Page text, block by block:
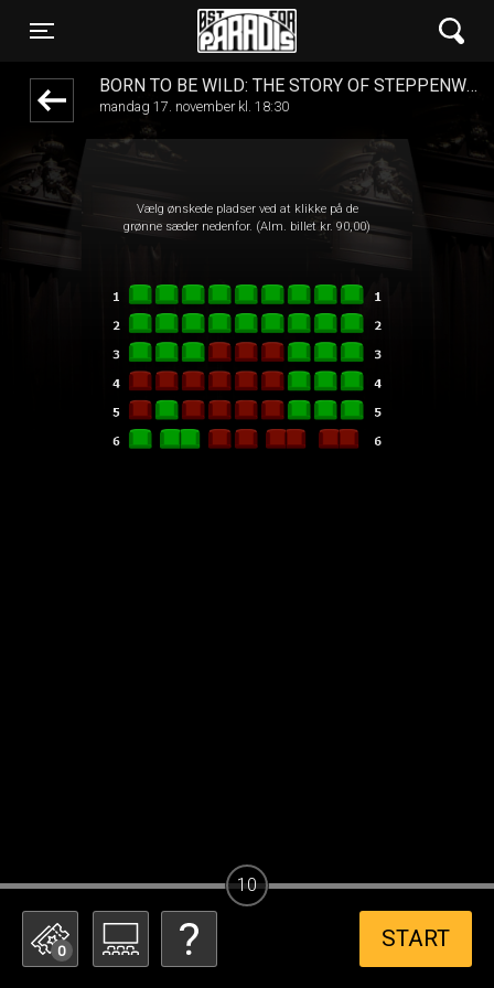
Toggle navigation
Øst for Paradis
BORN TO BE WILD: THE STORY OF STEPPENWOLF - CIN
mandag 17. november kl. 18:30
Vælg ønskede pladser ved at klikke på de
grønne sæder nedenfor. (Alm. billet kr. 90,00)
0 START
10
1step-front02 092226